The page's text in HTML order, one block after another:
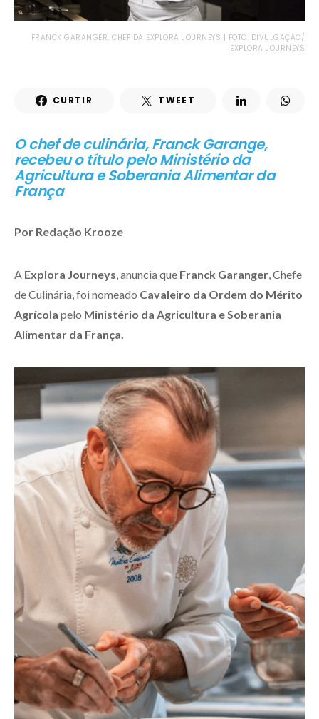
FRANCK GARANGER, CHEF DA EXPLORA JOURNEYS | FOTO: DIVULGAÇÃO/
EXPLORA JOURNEYS
CURTIR TWEET
O chef de culinária, Franck Garange,
recebeu o título pelo Ministério da
Agricultura e Soberania Alimentar da
França
Por Redação Krooze
A Explora Journeys , anuncia que Franck Garanger , Chefe
de Culinária, foi nomeado Cavaleiro da Ordem do Mérito
Agrícola pelo Ministério da Agricultura e Soberania
Alimentar da França.